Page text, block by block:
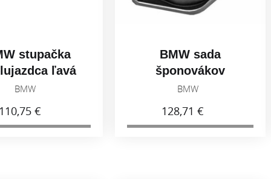
stupačka
ľavá
BMW
110,75 €
BMW sada
šponovákov
reťaze
BMW
128,71 €